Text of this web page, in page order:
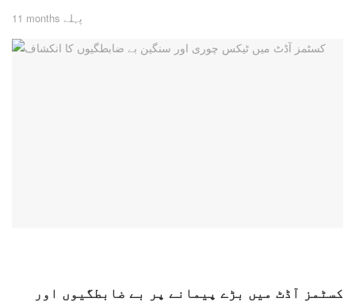
11 months پہلے
کسٹمز آڈٹ میں بڑے پیمانے پر بے ضابطگیوں اور